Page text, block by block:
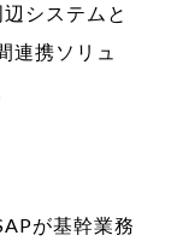
システムと
連携ソリュ
が基幹業務